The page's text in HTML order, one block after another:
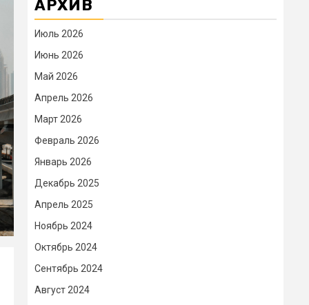
АРХИВ
Июль 2026
Июнь 2026
Май 2026
Апрель 2026
Март 2026
Февраль 2026
Январь 2026
Декабрь 2025
Апрель 2025
Ноябрь 2024
Октябрь 2024
Сентябрь 2024
Август 2024